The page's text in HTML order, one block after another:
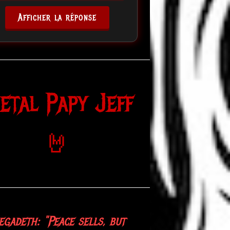
Afficher la réponse
Papy Jeff
🤘
"Peace sells, but